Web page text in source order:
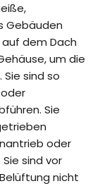
Gebäuden
dem Dach
um die
sind so
Sie
oder
sind vor
nicht